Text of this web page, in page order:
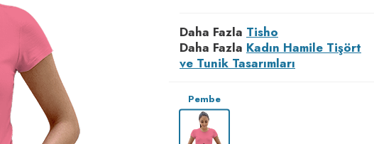
Daha Fazla Tisho
Daha Fazla Kadın Hamile Tişört
ve Tunik Tasarımları
Pembe